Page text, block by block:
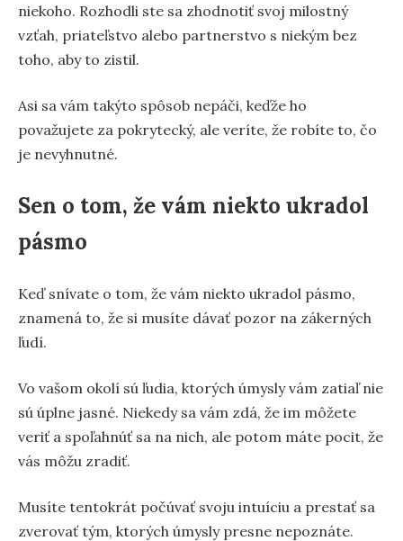
niekoho. Rozhodli ste sa zhodnotiť svoj milostný
vzťah, priateľstvo alebo partnerstvo s niekým bez
toho, aby to zistil.
Asi sa vám takýto spôsob nepáči, keďže ho
považujete za pokrytecký, ale veríte, že robíte to, čo
je nevyhnutné.
Sen o tom, že vám niekto ukradol
pásmo
Keď snívate o tom, že vám niekto ukradol pásmo,
znamená to, že si musíte dávať pozor na zákerných
ľudí.
Vo vašom okolí sú ľudia, ktorých úmysly vám zatiaľ nie
sú úplne jasné. Niekedy sa vám zdá, že im môžete
veriť a spoľahnúť sa na nich, ale potom máte pocit, že
vás môžu zradiť.
Musíte tentokrát počúvať svoju intuíciu a prestať sa
zverovať tým, ktorých úmysly presne nepoznáte.